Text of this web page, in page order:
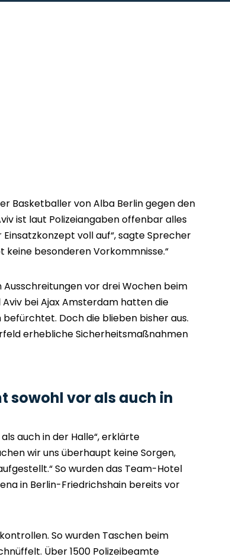
Basketballer von Alba Berlin gegen den
ist laut Polizeiangaben offenbar alles
voll auf“, sagte Sprecher
keine besonderen Vorkommnisse.“
vor drei Wochen beim
bei Ajax Amsterdam hatten die
Doch die blieben bisher aus.
erhebliche Sicherheitsmaßnahmen
sowohl vor als auch in
auch in der Halle“, erklärte
wir uns überhaupt keine Sorgen,
So wurden das Team-Hotel
in Berlin-Friedrichshain bereits vor
So wurden Taschen beim
Über 1500 Polizeibeamte